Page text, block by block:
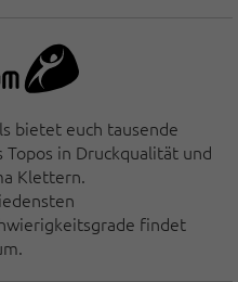
bietet euch tausende
in Druckqualität und
Klettern.
findet